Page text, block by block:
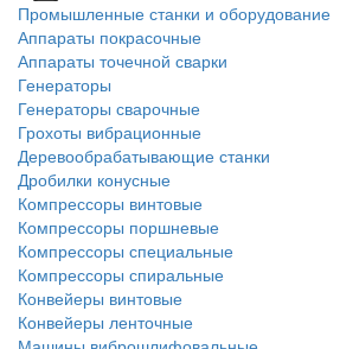
Промышленные станки и оборудование
Аппараты покрасочные
Аппараты точечной сварки
Генераторы
Генераторы сварочные
Грохоты вибрационные
Деревообрабатывающие станки
Дробилки конусные
Компрессоры винтовые
Компрессоры поршневые
Компрессоры специальные
Компрессоры спиральные
Конвейеры винтовые
Конвейеры ленточные